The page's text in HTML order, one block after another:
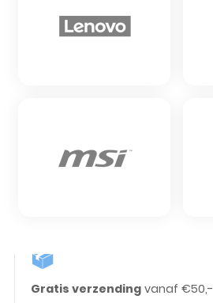
Gratis verzendingvanaf €50,-